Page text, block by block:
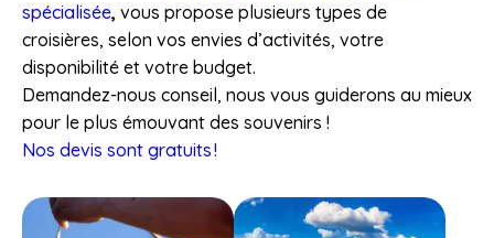
spécialisée, vous propose plusieurs types de
croisières, selon vos envies d’activités, votre
disponibilité et votre budget.
Demandez-nous conseil, nous vous guiderons au mieux
pour le plus émouvant des souvenirs !
Nos devis sont gratuits !